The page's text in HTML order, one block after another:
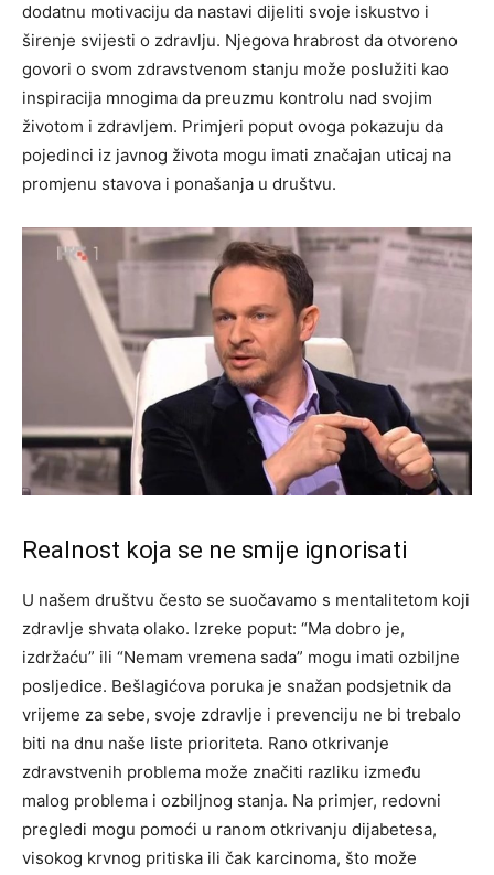
dodatnu motivaciju da nastavi dijeliti svoje iskustvo i
širenje svijesti o zdravlju. Njegova hrabrost da otvoreno
govori o svom zdravstvenom stanju može poslužiti kao
inspiracija mnogima da preuzmu kontrolu nad svojim
životom i zdravljem. Primjeri poput ovoga pokazuju da
pojedinci iz javnog života mogu imati značajan uticaj na
promjenu stavova i ponašanja u društvu.
Realnost koja se ne smije ignorisati
U našem društvu često se suočavamo s mentalitetom koji
zdravlje shvata olako. Izreke poput: “Ma dobro je,
izdržaću” ili “Nemam vremena sada” mogu imati ozbiljne
posljedice. Bešlagićova poruka je snažan podsjetnik da
vrijeme za sebe, svoje zdravlje i prevenciju ne bi trebalo
biti na dnu naše liste prioriteta. Rano otkrivanje
zdravstvenih problema može značiti razliku između
malog problema i ozbiljnog stanja. Na primjer, redovni
pregledi mogu pomoći u ranom otkrivanju dijabetesa,
visokog krvnog pritiska ili čak karcinoma, što može